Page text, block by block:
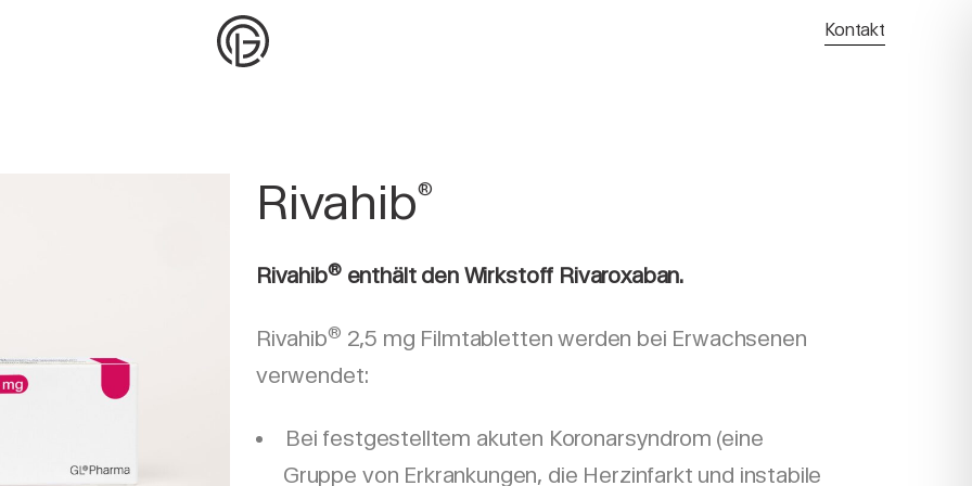
Kontakt
Rivahib®
Rivahib®enthält den Wirkstoff Rivaroxaban.
Rivahib® 2,5 mg Filmtabletten werden bei Erwachsenen
verwendet:
Bei festgestelltem akuten Koronarsyndrom (eine
Gruppe von Erkrankungen, die Herzinfarkt und instabile